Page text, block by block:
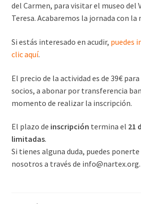
del Carmen, para visitar el museo del
Teresa. Acabaremos la jornada con la
Si estás interesado en acudir, puedes
clic aquí.
El precio de la actividad es de 39€
socios, a abonar por transferencia
momento de realizar la inscripción.
El plazo de inscripción termina el 21
limitadas.
Si tienes alguna duda, puedes
nosotros a través de info@nartex.org.